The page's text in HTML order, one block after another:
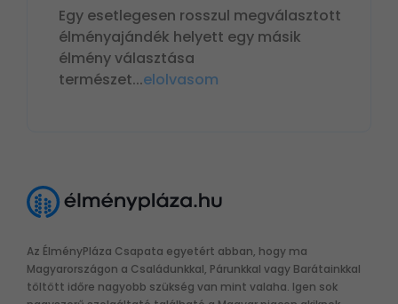
Egy esetlegesen rosszul megválasztott
élményajándék helyett egy másik
élmény választása
természet...elolvasom
Az ÉlményPláza Csapata egyetért abban, hogy ma
Magyarországon a Családunkkal, Párunkkal vagy Barátainkkal
töltött időre nagyobb szükség van mint valaha. Igen sok